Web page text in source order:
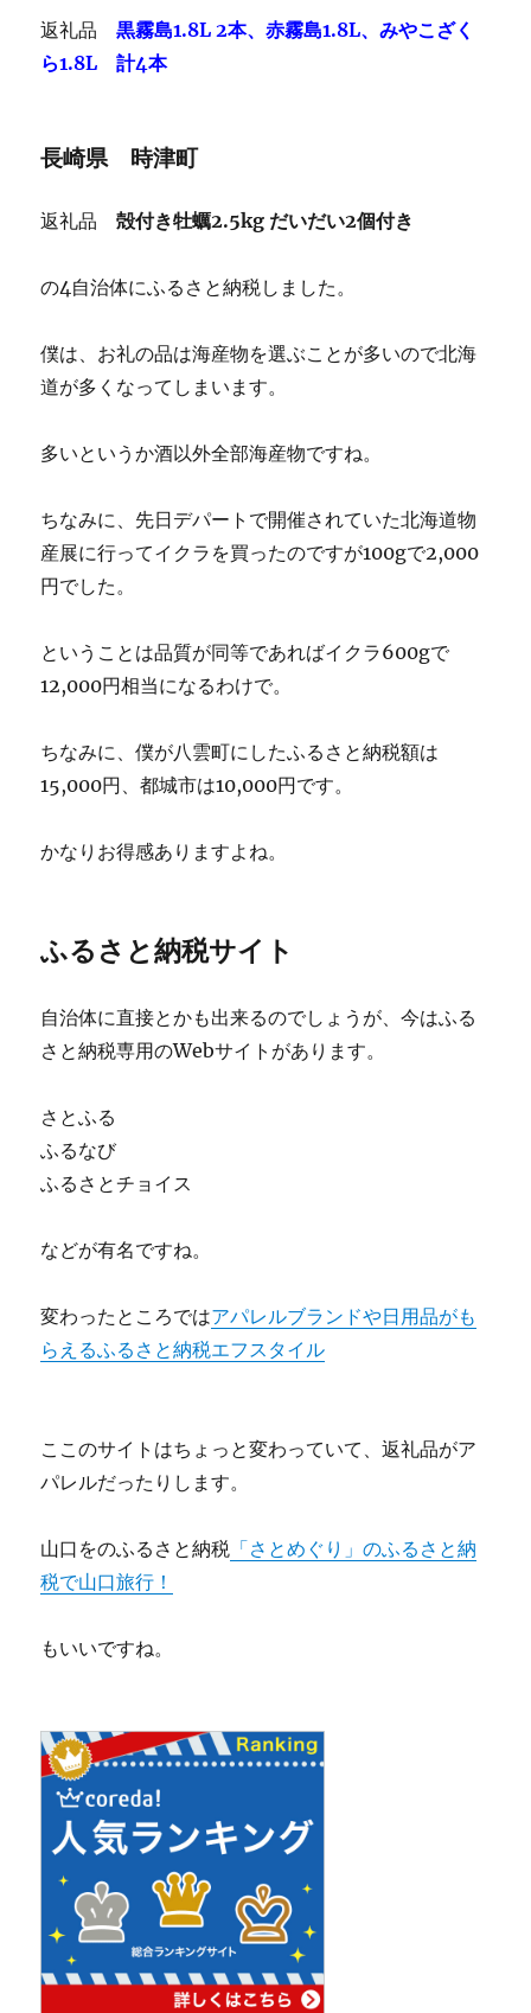
返礼品黒霧島1.8L 2本、赤霧島1.8L、みやこざく
ら1.8L 計4本
長崎県 時津町
返礼品殻付き牡蠣2.5kg だいだい2個付き
の4自治体にふるさと納税しました。
僕は、お礼の品は海産物を選ぶことが多いので北海
道が多くなってしまいます。
多いというか酒以外全部海産物ですね。
ちなみに、先日デパートで開催されていた北海道物
産展に行ってイクラを買ったのですが100gで2,000
円でした。
ということは品質が同等であればイクラ600gで
12,000円相当になるわけで。
ちなみに、僕が八雲町にしたふるさと納税額は
15,000円、都城市は10,000円です。
かなりお得感ありますよね。
ふるさと納税サイト
自治体に直接とかも出来るのでしょうが、今はふる
さと納税専用のWebサイトがあります。
さとふる
ふるなび
ふるさとチョイス
などが有名ですね。
変わったところではアパレルブランドや日用品がも
らえるふるさと納税エフスタイル
ここのサイトはちょっと変わっていて、返礼品がア
パレルだったりします。
山口をのふるさと納税 「さとめぐり」のふるさと納
税で山口旅行！
もいいですね。